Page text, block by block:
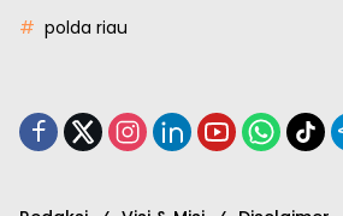
polda riau